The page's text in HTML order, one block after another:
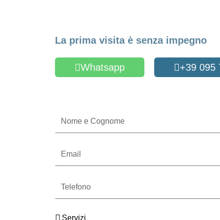
La prima visita è senza impegno
Whatsapp +39 095
Cognome
Servizi